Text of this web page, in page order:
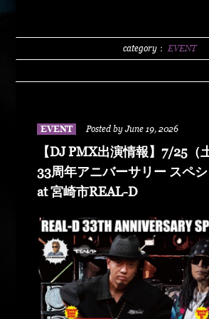
category： EVENT
EVENT Posted by June 19, 2026
【DJ PMX出演情報】7/25（
33周年アニバーサリー スペ
at 宮崎市REAL-D